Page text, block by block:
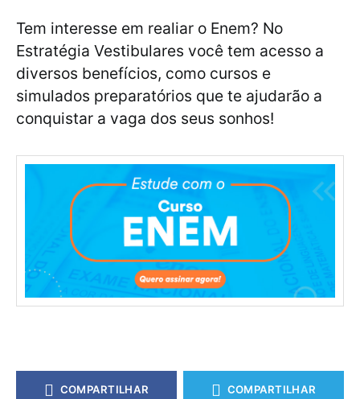
Tem interesse em realiar o Enem? No
Estratégia Vestibulares você tem acesso a
diversos benefícios, como cursos e
simulados preparatórios que te ajudarão a
conquistar a vaga dos seus sonhos!
COMPARTILHAR COMPARTILHAR